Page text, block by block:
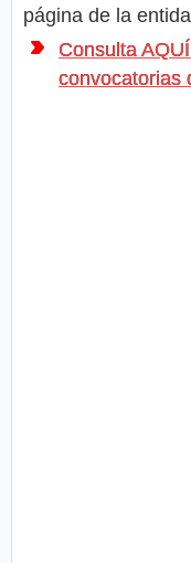
página de la
Consulta
convocatorias